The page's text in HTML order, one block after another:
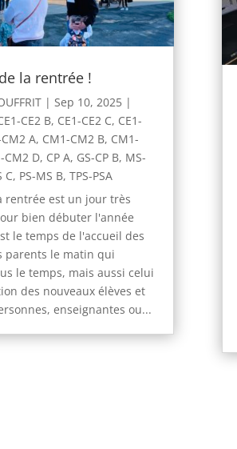
la rentrée !
| Sep 10, 2025|
CE2 B, CE1-CE2 C, CE1-
A, CM1-CM2 B, CM1-
CM2 D, CP A, GS-CP B, MS-
C, PS-MS B, TPS-PSA
rentrée est un jour très
bien débuter l'année
le temps de l'accueil des
parents le matin qui
le temps, mais aussi celui
des nouveaux élèves et
enseignantes ou...